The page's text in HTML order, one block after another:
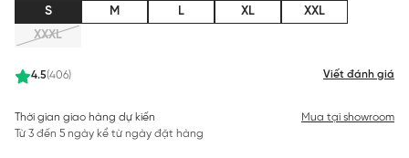
4.5(406) Viết đánh giá
S M L XL
XXL
XXXL
Thời gian giao hàng dự kiến
Từ 3 đến 5 ngày kể từ ngày đặt hàng
Mua tại showroom